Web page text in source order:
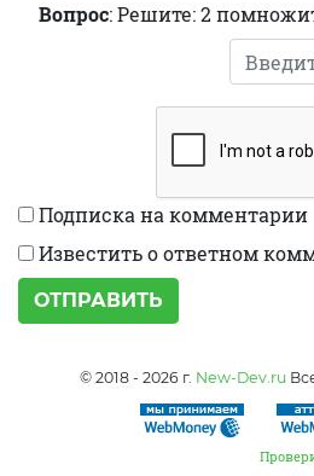
Вопрос: Решите: 2
Подписка на комментарии
Известить о ответном
ОТПРАВИТЬ
© 2018 - 2026 г. New-Dev.ru